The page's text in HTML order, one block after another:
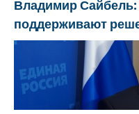
Владимир
поддерживают
для бывших
соцконтракта